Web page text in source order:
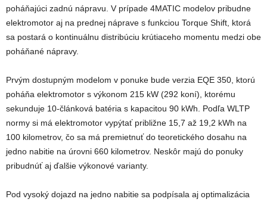
poháňajúci zadnú nápravu. V prípade 4MATIC modelov pribudne
elektromotor aj na prednej náprave s funkciou Torque Shift, ktorá
sa postará o kontinuálnu distribúciu krútiaceho momentu medzi obe
poháňané nápravy.
Prvým dostupným modelom v ponuke bude verzia EQE 350, ktorú
poháňa elektromotor s výkonom 215 kW (292 koní), ktorému
sekunduje 10-článková batéria s kapacitou 90 kWh. Podľa WLTP
normy si má elektromotor vypýtať približne 15,7 až 19,2 kWh na
100 kilometrov, čo sa má premietnuť do teoretického dosahu na
jedno nabitie na úrovni 660 kilometrov. Neskôr majú do ponuky
pribudnúť aj ďalšie výkonové varianty.
Pod vysoký dojazd na jedno nabitie sa podpísala aj optimalizácia